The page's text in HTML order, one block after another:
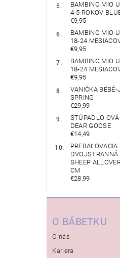
BAMBINO MIO
4-5 ROKOV
€9,95
BAMBINO MIO
18-24
€9,95
BAMBINO MIO
18-24
€9,95
VANIČKA
SPRING
€29,99
STÚPADLO
DEAR GOOSE
€14,49
DVOJSTRANNÁ
SHEEP
CM
€28,99
O BÁBETKU
O nás
Kariera